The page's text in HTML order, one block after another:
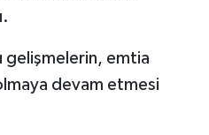
gelişmelerin, emtia
devam etmesi